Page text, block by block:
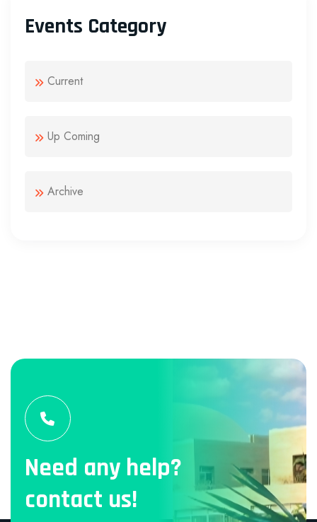
Events Category
Current
Up Coming
Archive
Need any help?
contact us!